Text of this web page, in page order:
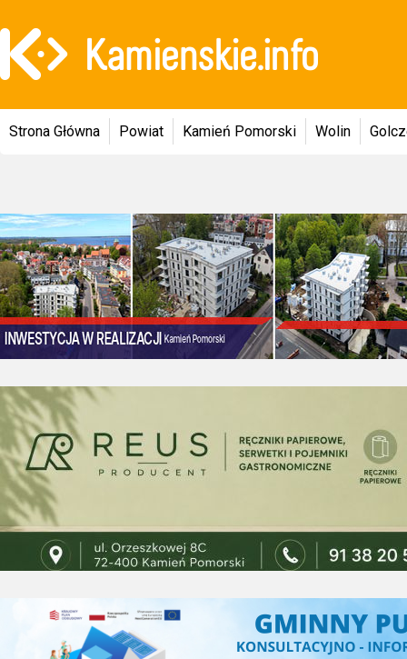
Strona Główna Powiat Kamień Pomorski Wolin